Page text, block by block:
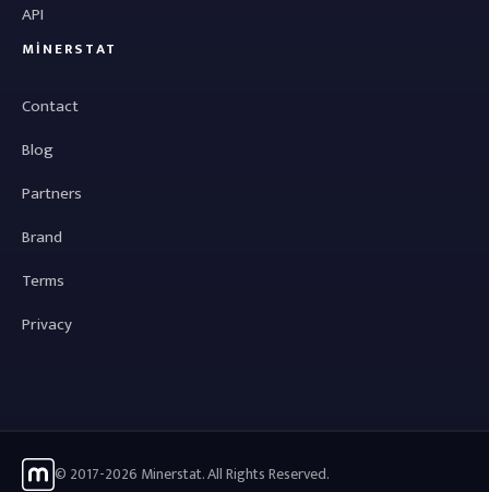
API
MINERSTAT
Contact
Blog
Partners
Brand
Terms
Privacy
© 2017-2026 Minerstat. All Rights Reserved.